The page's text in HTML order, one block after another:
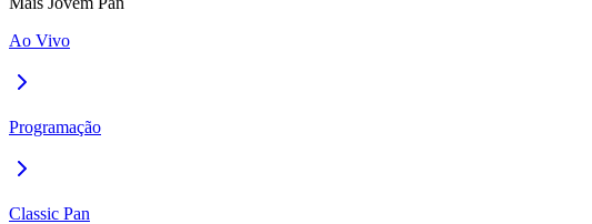
Ao Vivo
Programação
Classic Pan